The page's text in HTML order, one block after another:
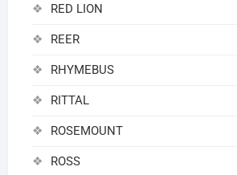
RED LION
REER
RHYMEBUS
RITTAL
ROSEMOUNT
ROSS